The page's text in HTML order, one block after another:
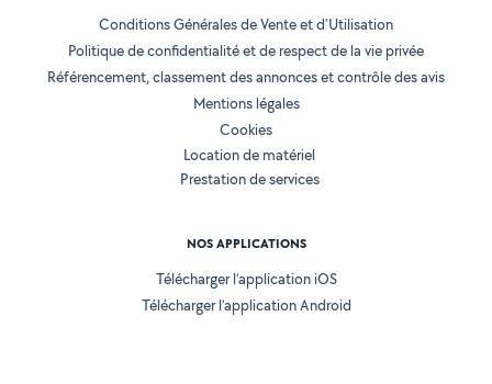
Conditions Générales de Vente et d'Utilisation
Politique de confidentialité et de respect de la vie privée
Référencement, classement des annonces et contrôle des avis
Mentions légales
Cookies
Location de matériel
Prestation de services
NOS APPLICATIONS
Télécharger l’application iOS
Télécharger l’application Android